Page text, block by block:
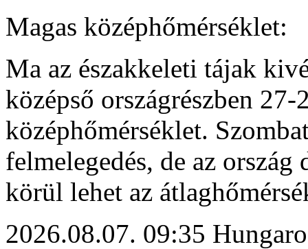
Magas középhőmérséklet:
Ma az északkeleti tájak
középső országrészben
középhőmérséklet.
felmelegedés, de az
körül lehet az
2026.08.07. 09:35